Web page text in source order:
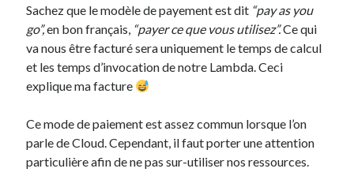
Sachez que le modèle de payement est dit “pay as you
go”,en bon français, “payer ce que vous utilisez”.Ce qui
va nous être facturé sera uniquement le temps de calcul
et les temps d’invocation de notre Lambda. Ceci
explique ma facture
Ce mode de paiement est assez commun lorsque l’on
parle de Cloud. Cependant, il faut porter une attention
particulière afin de ne pas sur-utiliser nos ressources.